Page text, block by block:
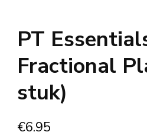
PT
Fractional
stuk)
€6.95